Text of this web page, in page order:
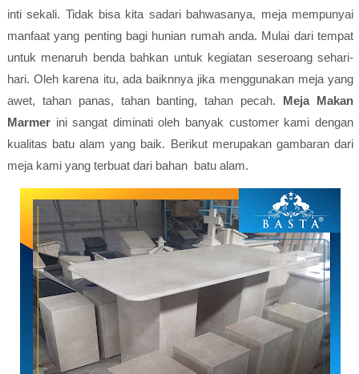
inti sekali. Tidak bisa kita sadari bahwasanya, meja mempunyai
manfaat yang penting bagi hunian rumah anda. Mulai dari tempat
untuk menaruh benda bahkan untuk kegiatan seseroang sehari-
hari. Oleh karena itu, ada baiknnya jika menggunakan meja yang
awet, tahan panas, tahan banting, tahan pecah. Meja Makan
Marmer ini sangat diminati oleh banyak customer kami dengan
kualitas batu alam yang baik. Berikut merupakan gambaran dari
meja kami yang terbuat dari bahan batu alam.